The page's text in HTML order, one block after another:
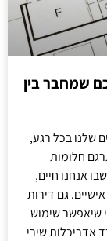
שמחבר בין
שלנו בכל רגע,
חלומות
אנחנו חיים,
גם דירות
שיאפשר שימוש
אדריכלות שירי